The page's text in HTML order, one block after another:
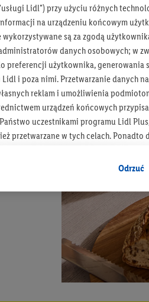
Lidl") przy użyciu różnych
na urządzeniu końcowym
są za zgodą
danych osobowych; w
preferencji użytkownika, generowania
i poza nimi. Przetwarzanie danych
reklam i umożliwienia
urządzeń końcowych
uczestnikami programu Lidl
przetwarzane w tych celach. Ponadto
jako niezależny administrator
się na generowaniu profili, które są
korzystania z usług Lidl,
- a także dokładnych danych
lub uzyskiwanie dostępu
(tzw. segmentów). W związku z
wydajności/skuteczności
technicznego i
Odrzuć